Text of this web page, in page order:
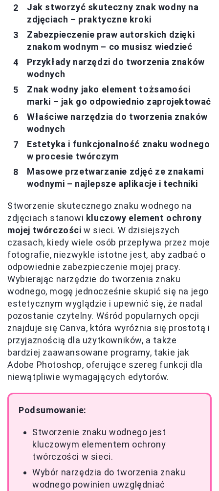
Jak stworzyć skuteczny znak wodny na
zdjęciach – praktyczne kroki
Zabezpieczenie praw autorskich dzięki
znakom wodnym – co musisz wiedzieć
Przykłady narzędzi do tworzenia znaków
wodnych
Znak wodny jako element tożsamości
marki – jak go odpowiednio zaprojektować
Właściwe narzędzia do tworzenia znaków
wodnych
Estetyka i funkcjonalność znaku wodnego
w procesie twórczym
Masowe przetwarzanie zdjęć ze znakami
wodnymi – najlepsze aplikacje i techniki
Stworzenie skutecznego znaku wodnego na
zdjęciach stanowi kluczowy element ochrony
mojej twórczości w sieci. W dzisiejszych
czasach, kiedy wiele osób przepływa przez moje
fotografie, niezwykle istotne jest, aby zadbać o
odpowiednie zabezpieczenie mojej pracy.
Wybierając narzędzie do tworzenia znaku
wodnego, mogę jednocześnie skupić się na jego
estetycznym wyglądzie i upewnić się, że nadal
pozostanie czytelny. Wśród popularnych opcji
znajduje się Canva, która wyróżnia się prostotą i
przyjaznością dla użytkowników, a także
bardziej zaawansowane programy, takie jak
Adobe Photoshop, oferujące szereg funkcji dla
niewątpliwie wymagających edytorów.
Podsumowanie:
Stworzenie znaku wodnego jest
kluczowym elementem ochrony
twórczości w sieci.
Wybór narzędzia do tworzenia znaku
wodnego powinien uwzględniać